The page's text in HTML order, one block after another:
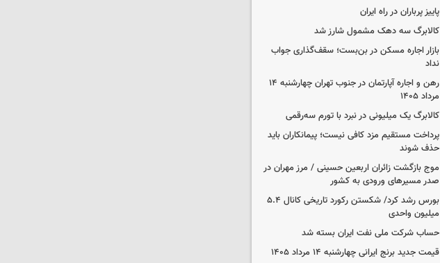
پاییز پرباران در راه ایران
کالابرگ سه دهک مشمول شارز شد
بازار اجاره مسکن در بن‌بست؛ سقف‌گذاری جواب
نداد
رهن و اجاره آپارتمان در جنوب تهران چهارشنبه ۱۴
مرداد ۱۴۰۵
کالابرگ یک میلیونی در نبرد با تورم سه‌رقمی
پرداخت مستقیم مزد کافی نیست؛ پیمانکاران باید
حذف شوند
موج بازگشت زائران اربعین حسینی / مرز مهران در
صدر مسیرهای ورودی به کشور
بورس رشد کرد/ شکستن رکورد تاریخی کانال ۵.۴
میلیون واحدی
حساب‌ شرکت ملی نفت ایران بسته شد
قیمت جدید برنج ایرانی چهارشنبه ۱۴ مرداد ۱۴۰۵